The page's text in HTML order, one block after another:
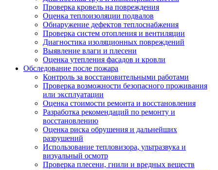
Проверка кровель на повреждения
Оценка теплоизоляции подвалов
Обнаружение дефектов теплоснабжения
Проверка систем отопления и вентиляции
Диагностика изоляционных повреждений
Выявление влаги и плесени
Оценка утепления фасадов и кровли
Обследование после пожара
Контроль за восстановительными работами
Проверка возможности безопасного проживания
или эксплуатации
Оценка стоимости ремонта и восстановления
Разработка рекомендаций по ремонту и
восстановлению
Оценка риска обрушения и дальнейших
разрушений
Использование тепловизора, ультразвука и
визуальный осмотр
Проверка плесени, гнили и вредных веществ